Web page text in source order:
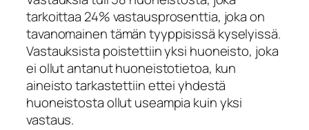
tarkoittaa 24% vastausprosenttia, joka on
tavanomainen tämän tyyppisissä kyselyissä.
Vastauksista poistettiin yksi huoneisto, joka
ei ollut antanut huoneistotietoa, kun
aineisto tarkastettiin ettei yhdestä
huoneistosta ollut useampia kuin yksi
vastaus.